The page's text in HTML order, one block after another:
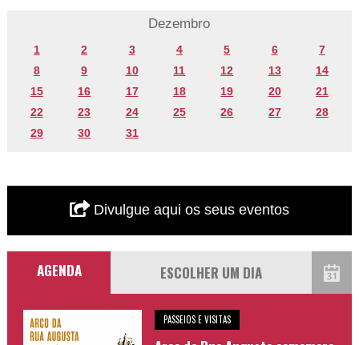
Dezembro
1 2 3 4 5 6
7
8
9 10 11 12 13
14
15
16 17 18 19 20
21
22
23 24 25 26 27
28
29
30 31
Divulgue aqui os seus eventos
AGENDA
PASSEIOS E VISITAS